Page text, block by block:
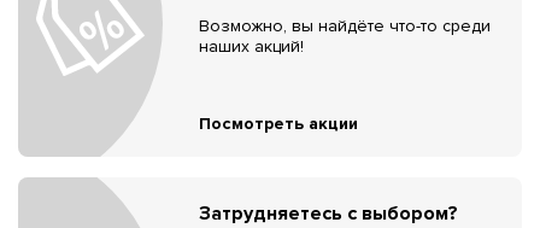
Возможно, вы найдёте что-то среди
наших акций!
Посмотреть акции
Затрудняетесь с выбором?